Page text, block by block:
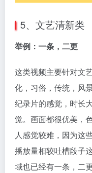
5、文艺清新类
举例：一条，二更
这类视频主要针对文
化，习俗，传统，风
纪录片的感觉，时长
觉。画面都很优美，
人感觉较难，因为这
播放量相较吐槽段子
域也已经有一条，二